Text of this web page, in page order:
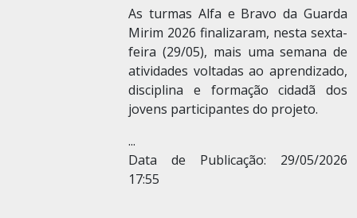
As turmas Alfa e Bravo da Guarda
Mirim 2026 finalizaram, nesta sexta-
feira (29/05), mais uma semana de
atividades voltadas ao aprendizado,
disciplina e formação cidadã dos
jovens participantes do projeto.
...
Data de Publicação: 29/05/2026
17:55